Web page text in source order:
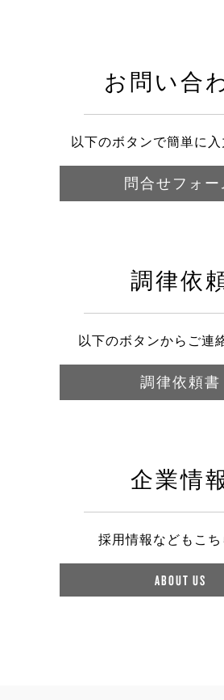
お問い合
以下のボタンで簡単に
問合せフォー
調律依
以下のボタンからご連
調律依頼書
企業情
採用情報などもこち
ABOUT US